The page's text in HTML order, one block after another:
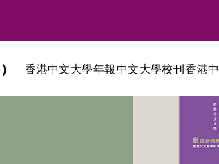
香港中文大學年報 中文大學校刊香港